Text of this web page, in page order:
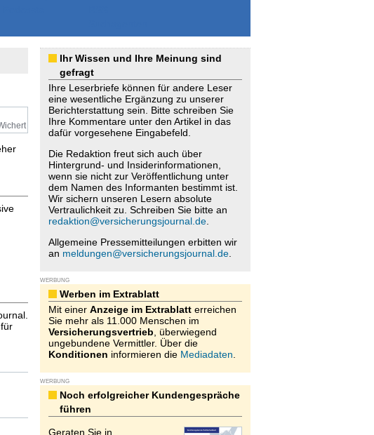
Ihr Wissen und Ihre Meinung sind
gefragt
Ihre Leserbriefe können für andere Leser
eine wesentliche Ergänzung zu unserer
Berichterstattung sein. Bitte schreiben Sie
Ihre Kommentare unter den Artikel in das
dafür vorgesehene Eingabefeld.
Die Redaktion freut sich auch über
Hintergrund- und Insiderinformationen,
wenn sie nicht zur Veröffentlichung unter
dem Namen des Informanten bestimmt ist.
Wir sichern unseren Lesern absolute
Vertraulichkeit zu. Schreiben Sie bitte an
redaktion@versicherungsjournal.de.
Allgemeine Pressemitteilungen erbitten wir
an meldungen@versicherungsjournal.de.
WERBUNG
Werben im Extrablatt
Mit einer Anzeige im Extrablatterreichen
Sie mehr als 11.000 Menschen im
Versicherungsvertrieb , überwiegend
ungebundene Vermittler. Über die
Konditionen informieren die Mediadaten
WERBUNG
Noch erfolgreicher Kundengespräche
führen
Geraten Sie in